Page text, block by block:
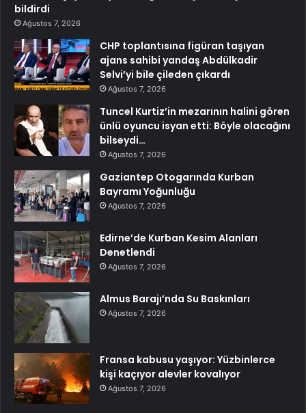
bildirdi
Ağustos 7, 2026
CHP toplantısına figüran taşıyan
ajans sahibi yandaş Abdülkadir
Selvi’yi bile çileden çıkardı
Ağustos 7, 2026
Tuncel Kurtiz’in mezarının halini gören
ünlü oyuncu isyan etti: Böyle olacağını
bilseydi…
Ağustos 7, 2026
Gaziantep Otogarında Kurban
Bayramı Yoğunluğu
Ağustos 7, 2026
Edirne’de Kurban Kesim Alanları
Denetlendi
Ağustos 7, 2026
Almus Barajı’nda Su Baskınları
Ağustos 7, 2026
Fransa kabusu yaşıyor: Yüzbinlerce
kişi kaçıyor alevler kovalıyor
Ağustos 7, 2026